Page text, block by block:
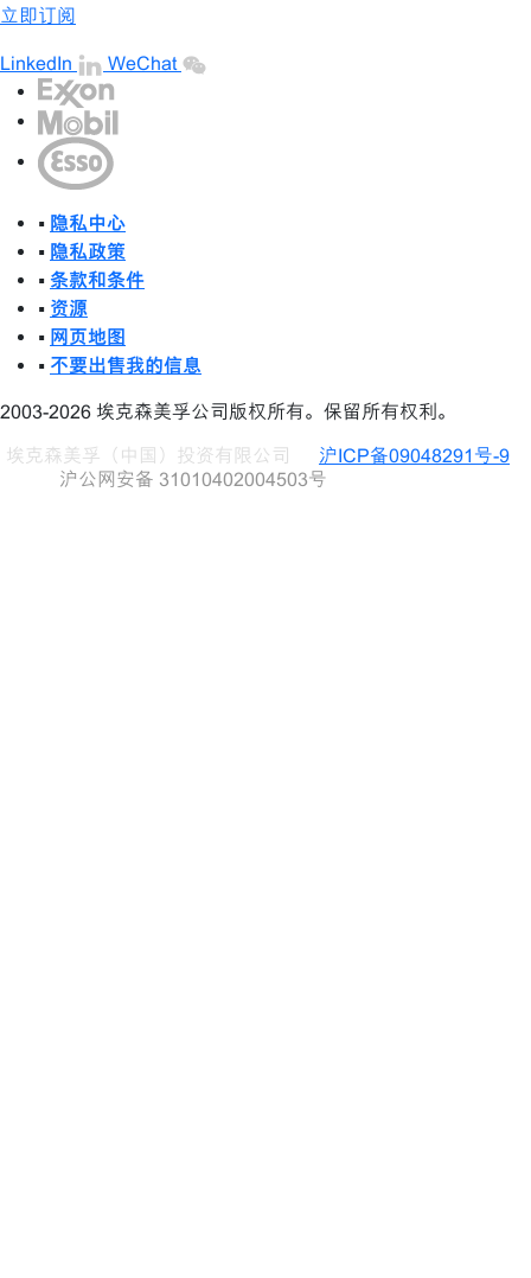
立即订阅
LinkedIn WeChat
• 隐私中心
• 隐私政策
• 条款和条件
• 资源
• 网页地图
• 不要出售我的信息
2003-2026 埃克森美孚公司版权所有。保留所有权利。
埃克森美孚（中国）投资有限公司
沪ICP备09048291号-9
沪公网安备 31010402004503号